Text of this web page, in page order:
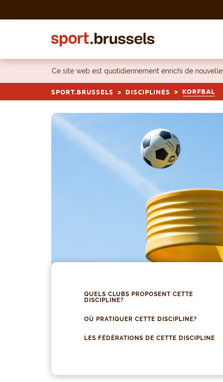
Ce site web est quotidiennement enrichi de
SPORT.BRUSSELS DISCIPLINES KORFBAL
QUELS CLUBS PROPOSENT CETTE
DISCIPLINE?
OÙ PRATIQUER CETTE DISCIPLINE?
LES FÉDÉRATIONS DE CETTE DISCIPLINE